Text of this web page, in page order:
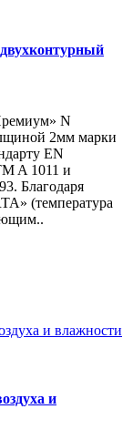
N
2мм марки
EN
A 1011 и
Благодаря
(температура
и